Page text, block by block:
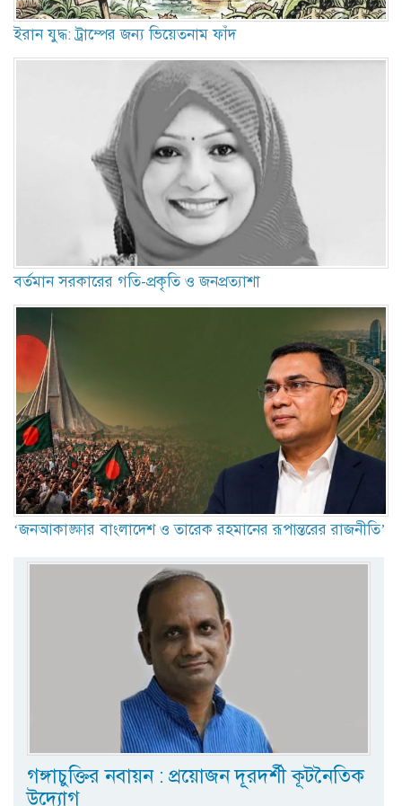
ইরান যুদ্ধ: ট্রাম্পের জন্য ভিয়েতনাম ফাঁদ
বর্তমান সরকারের গতি-প্রকৃতি ও জনপ্রত্যাশা
‘জনআকাঙ্ক্ষার বাংলাদেশ ও তারেক রহমানের রূপান্তরের রাজনীতি’
গঙ্গাচুক্তির নবায়ন : প্রয়োজন দূরদর্শী কূটনৈতিক
উদ্যোগ